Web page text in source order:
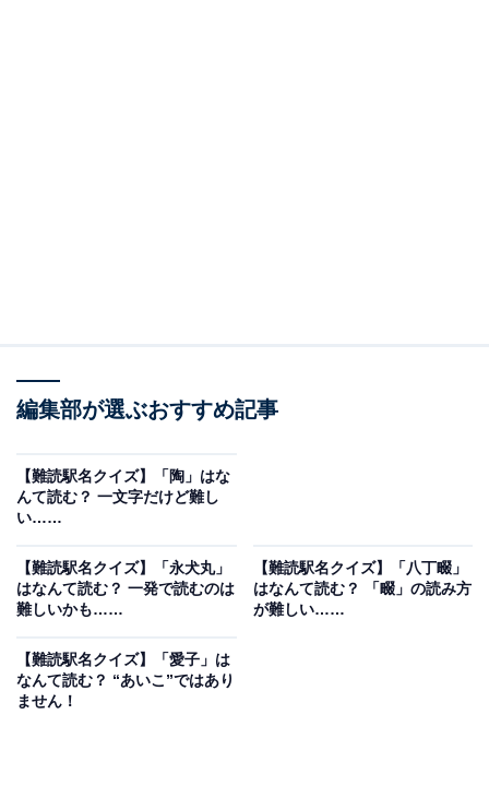
編集部が選ぶおすすめ記事
【難読駅名クイズ】「陶」はな
んて読む？ 一文字だけど難し
い……
【難読駅名クイズ】「永犬丸」
はなんて読む？ 一発で読むのは
難しいかも……
【難読駅名クイズ】「八丁畷」
はなんて読む？ 「畷」の読み方
が難しい……
【難読駅名クイズ】「愛子」は
なんて読む？ “あいこ”ではあり
ません！